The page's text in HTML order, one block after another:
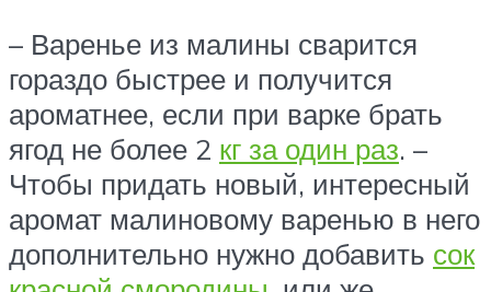
– Варенье из малины сварится
гораздо быстрее и получится
ароматнее, если при варке брать
ягод не более 2 кг за один раз. –
Чтобы придать новый, интересный
аромат малиновому варенью в него
дополнительно нужно добавить сок